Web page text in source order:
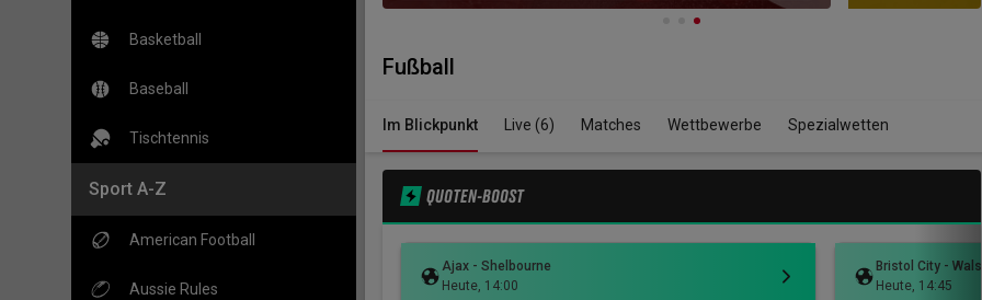
Basketball
Baseball
Tischtennis
Sport A-Z
American Football
Aussie Rules
Fußball
Im Blickpunkt Live (6) Matches Wettbewerbe Spezialwetten
QUOTEN-BOOST
Ajax - Shelbourne
Heute, 14:00
Bristol City -
Heute, 14:45